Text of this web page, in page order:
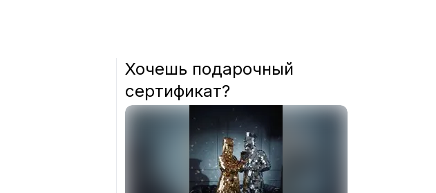
Хочешь подарочный
сертификат?